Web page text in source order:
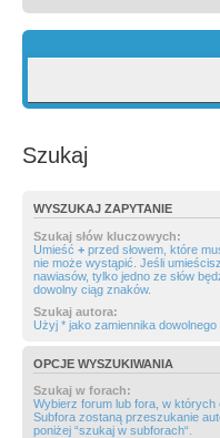
Szukaj
WYSZUKAJ ZAPYTANIE
Szukaj słów kluczowych:
Umieść + przed słowem, które
nie może wystąpić. Jeśli
nawiasów, tylko jedno ze słów
dowolny ciąg znaków.
Szukaj autora:
Użyj * jako zamiennika dowolnego
OPCJE WYSZUKIWANIA
Szukaj w forach:
Wybierz forum lub fora, w
Subfora zostaną przeszukanie
poniżej “szukaj w subforach“.